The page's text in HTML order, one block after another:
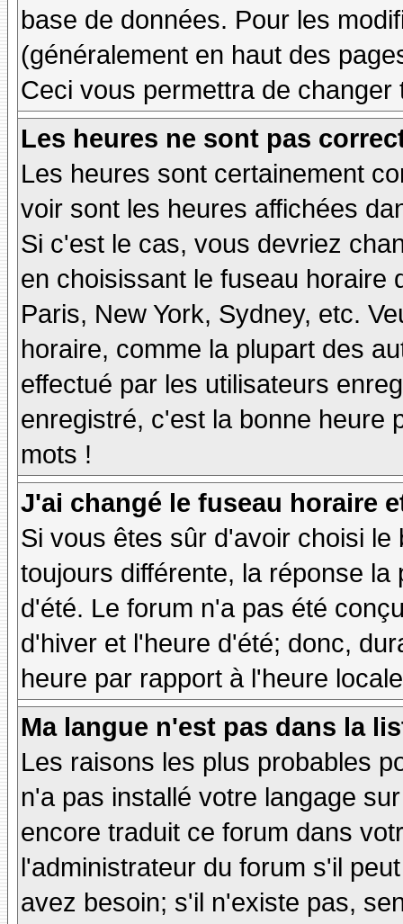
base de données. Pour les
(généralement en haut des
Ceci vous permettra de
Les heures ne sont pas
Les heures sont certainement
voir sont les heures affichées
Si c'est le cas, vous devriez
en choisissant le fuseau horaire
Paris, New York, Sydney, etc.
horaire, comme la plupart des
effectué par les utilisateurs
enregistré, c'est la bonne heure
mots !
J'ai changé le fuseau horaire
Si vous êtes sûr d'avoir choisi
toujours différente, la réponse
d'été. Le forum n'a pas été
d'hiver et l'heure d'été; donc,
heure par rapport à l'heure
Ma langue n'est pas dans la
Les raisons les plus probables
n'a pas installé votre langage
encore traduit ce forum dans
l'administrateur du forum s'il
avez besoin; s'il n'existe pas,